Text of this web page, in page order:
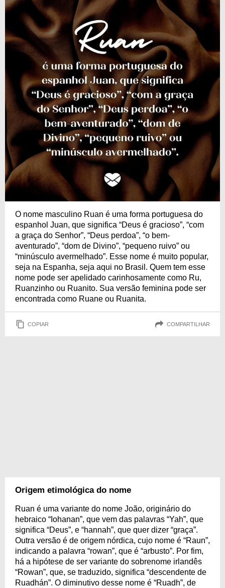
O nome masculino Ruan é uma forma portuguesa do
espanhol Juan, que significa “Deus é gracioso”, “com
a graça do Senhor”, “Deus perdoa”, “o bem-
aventurado”, “dom de Divino”, “pequeno ruivo” ou
“minúsculo avermelhado”. Esse nome é muito popular,
seja na Espanha, seja aqui no Brasil. Quem tem esse
nome pode ser apelidado carinhosamente como Ru,
Ruanzinho ou Ruanito. Sua versão feminina pode ser
encontrada como Ruane ou Ruanita.
COPIAR COMPARTILHAR
Origem etimológica do nome
Ruan é uma variante do nome João, originário do
hebraico “Iohanan”, que vem das palavras “Yah”, que
significa “Deus”, e “hannah”, que quer dizer “graça”.
Outra versão é de origem nórdica, cujo nome é “Raun”,
indicando a palavra “rowan”, que é “arbusto”. Por fim,
há a hipótese de ser variante do sobrenome irlandês
“Rowan”, que, se traduzido, significa “descendente de
Ruadhán”. O diminutivo desse nome é “Ruadh”, de